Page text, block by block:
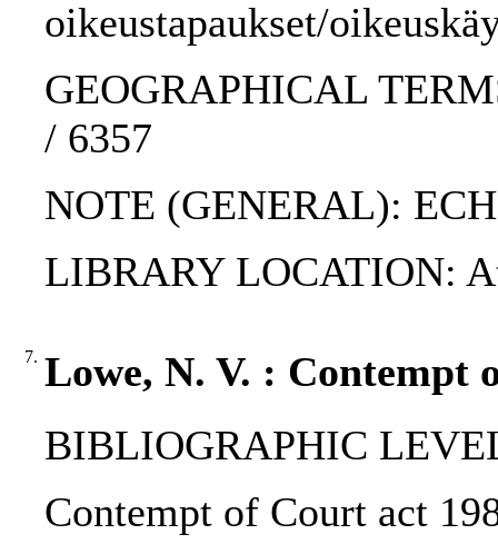
oikeustapaukset/
GEOGRAPHICAL
/ 6357
NOTE (GENERAL):
LIBRARY LOCATION:
7. Lowe, N. V. : Contempt
BIBLIOGRAPHIC
Contempt of Court act